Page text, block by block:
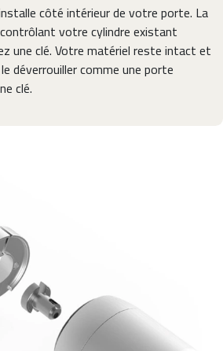
côté intérieur de votre porte. La
votre cylindre existant
une clé. Votre matériel reste intact et
déverrouiller comme une porte
clé.